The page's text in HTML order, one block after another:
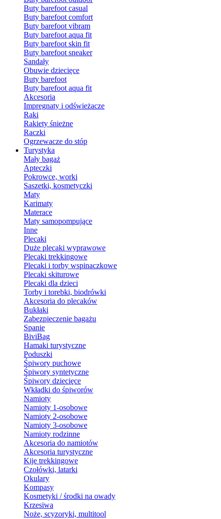
Buty barefoot casual
Buty barefoot comfort
Buty barefoot vibram
Buty barefoot aqua fit
Buty barefoot skin fit
Buty barefoot sneaker
Sandały
Obuwie dziecięce
Buty barefoot
Buty barefoot aqua fit
Akcesoria
Impregnaty i odświeżacze
Raki
Rakiety śnieżne
Raczki
Ogrzewacze do stóp
Turystyka
Mały bagaż
Apteczki
Pokrowce, worki
Saszetki, kosmetyczki
Maty
Karimaty
Materace
Maty samopompujące
Inne
Plecaki
Duże plecaki wyprawowe
Plecaki trekkingowe
Plecaki i torby wspinaczkowe
Plecaki skiturowe
Plecaki dla dzieci
Torby i torebki, biodrówki
Akcesoria do plecaków
Bukłaki
Zabezpieczenie bagażu
Spanie
BiviBag
Hamaki turystyczne
Poduszki
Śpiwory puchowe
Śpiwory syntetyczne
Śpiwory dziecięce
Wkładki do śpiworów
Namioty
Namioty 1-osobowe
Namioty 2-osobowe
Namioty 3-osobowe
Namioty rodzinne
Akcesoria do namiotów
Akcesoria turystyczne
Kije trekkingowe
Czołówki, latarki
Okulary
Kompasy
Kosmetyki / środki na owady
Krzesiwa
Noże, scyzoryki, multitool